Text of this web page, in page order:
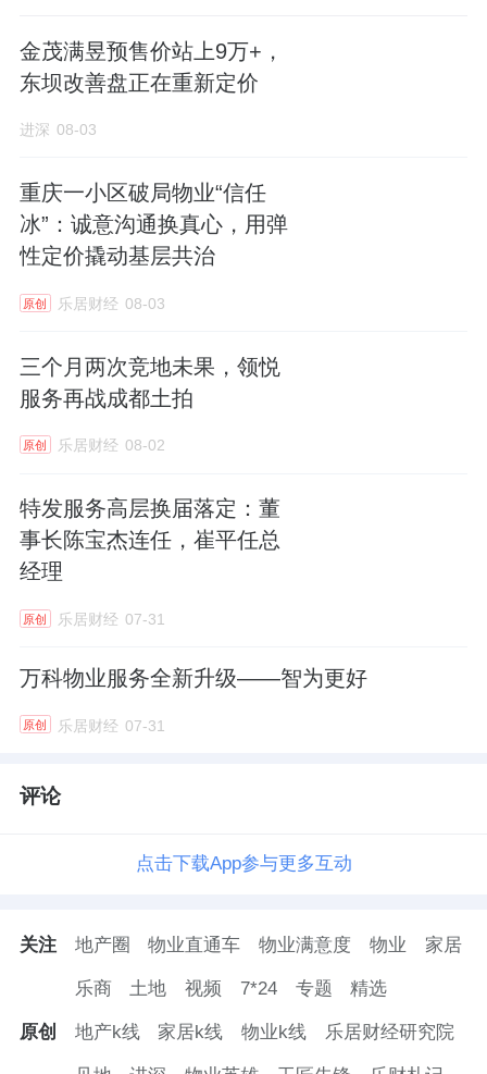
金茂满昱预售价站上9万+，
东坝改善盘正在重新定价
进深 08-03
重庆一小区破局物业“信任
冰”：诚意沟通换真心，用弹
性定价撬动基层共治
原创 乐居财经 08-03
三个月两次竞地未果，领悦
服务再战成都土拍
原创 乐居财经 08-02
特发服务高层换届落定：董
事长陈宝杰连任，崔平任总
经理
原创 乐居财经 07-31
万科物业服务全新升级——智为更好
原创 乐居财经 07-31
评论
点击下载App参与更多互动
关注 地产圈 物业直通车 物业满意度 物业 家居
乐商 土地 视频 7*24 专题 精选
原创 地产k线 家居k线 物业k线 乐居财经研究院